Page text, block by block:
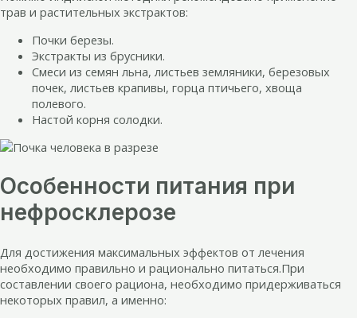
трав и растительных экстрактов:
Почки березы.
Экстракты из брусники.
Смеси из семян льна, листьев земляники, березовых
почек, листьев крапивы, горца птичьего, хвоща
полевого.
Настой корня солодки.
Особенности питания при
нефросклерозе
Для достижения максимальных эффектов от лечения
необходимо правильно и рационально питаться.При
составлении своего рациона, необходимо придерживаться
некоторых правил, а именно: